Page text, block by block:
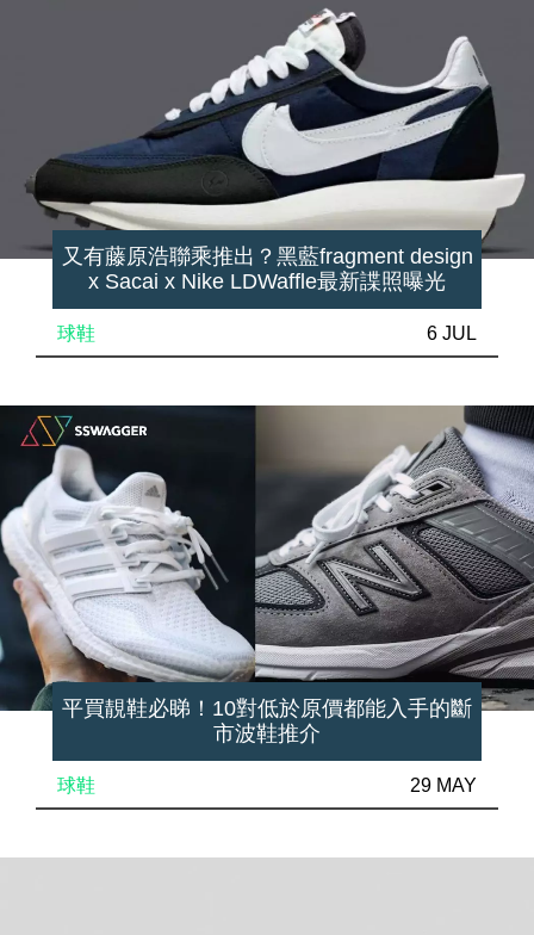
又有藤原浩聯乘推出？黑藍fragment design
x Sacai x Nike LDWaffle最新諜照曝光
球鞋 6 JUL
平買靚鞋必睇！10對低於原價都能入手的斷
市波鞋推介
球鞋 29 MAY